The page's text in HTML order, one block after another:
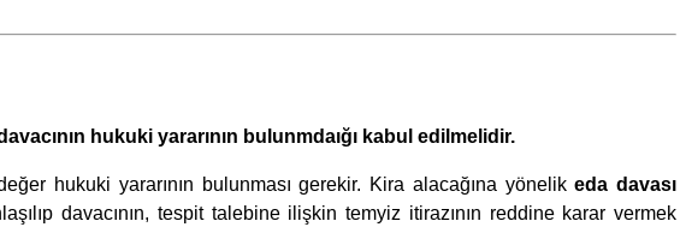
hukuki yararının bulunmdaığı kabul edilmelidir.
hukuki yararının bulunması gerekir. Kira alacağına yönelikeda davası
davacının, tespit talebine ilişkin temyiz itirazının reddine karar vermek